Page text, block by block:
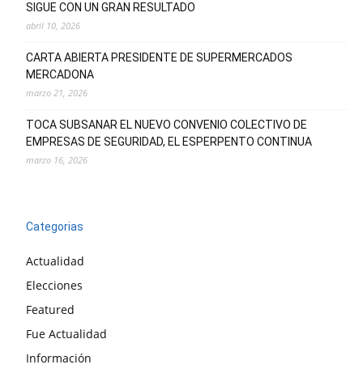
SIGUE CON UN GRAN RESULTADO
abril 10, 2026
CARTA ABIERTA PRESIDENTE DE SUPERMERCADOS
MERCADONA
marzo 21, 2026
TOCA SUBSANAR EL NUEVO CONVENIO COLECTIVO DE
EMPRESAS DE SEGURIDAD, EL ESPERPENTO CONTINUA
marzo 16, 2026
Categorias
Actualidad
Elecciones
Featured
Fue Actualidad
Información